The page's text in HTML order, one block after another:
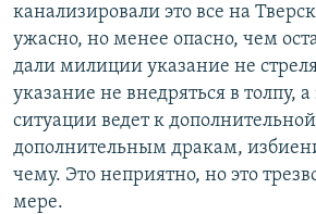
канализировали это все на
ужасно, но менее опасно, чем
дали милиции указание не
указание не внедряться в толпу, а
ситуации ведет к
дополнительным дракам,
чему. Это неприятно, но это
мере.